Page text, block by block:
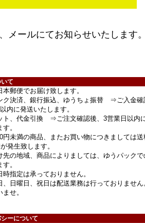
メールにてお知らせいたします。
て
本郵便でお届け致します。
ク決済、銀行振込、ゆうちょ振替 ⇒ご入金確
内に発送いたします。
ト、代金引換 ⇒ご注文確認後、3営業日以内
。
未満の商品、またお買い物につきましては送
発生致します。
の地域、商品によりましては、ゆうパックで
。
指定は承っておりません。
日曜日、祝日は配送業務は行っておりません
せ。
ーについて